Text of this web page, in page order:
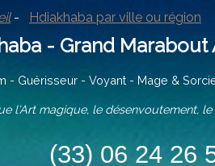
- Hdiakhaba par ville ou région
- Grand Marabout
- Voyant - Mage &
magique, le désenvoutement, le
(33) 06 24 26